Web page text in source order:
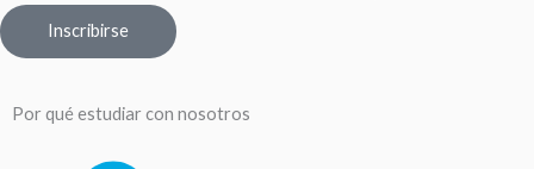
Inscribirse
Por qué estudiar con nosotros